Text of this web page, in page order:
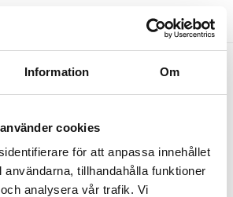
Information Om
cookies
för att anpassa innehållet
användarna, tillhandahålla funktioner
analysera vår trafik. Vi
till
och rum